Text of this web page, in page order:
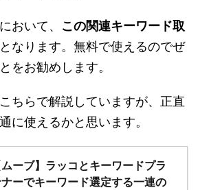
おいて、 この関連キーワード取
となります。無料で使えるのでぜ
をお勧めします。
ちらで解説していますが、正直
に使えるかと思います。
ムーブ】ラッコとキーワードプラ
ナーでキーワード選定する一連の